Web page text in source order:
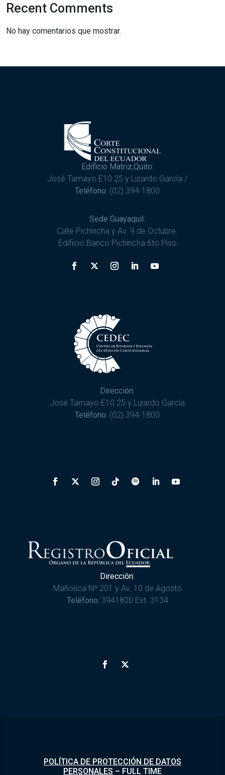
Recent Comments
No hay comentarios que mostrar.
Edificio Matriz,Quito:
José Tamayo E10 25 y Lizardo García /
Teléfono: (02) 394-1800
Sede Guayaquil:
Calle Pichincha y Av. 9 de Octubre.
Edificio Banco Pichincha 6to Piso
Dirección:
José Tamayo E10 25 y Lizardo García
Teléfono: (02) 394-1800
Dirección:
Mañosca Nº 201 y Av. 10 de Agosto
Teléfono: 3941800 Ext. 3134
POLÍTICA DE PROTECCIÓN DE DATOS
PERSONALES – FULL TIME